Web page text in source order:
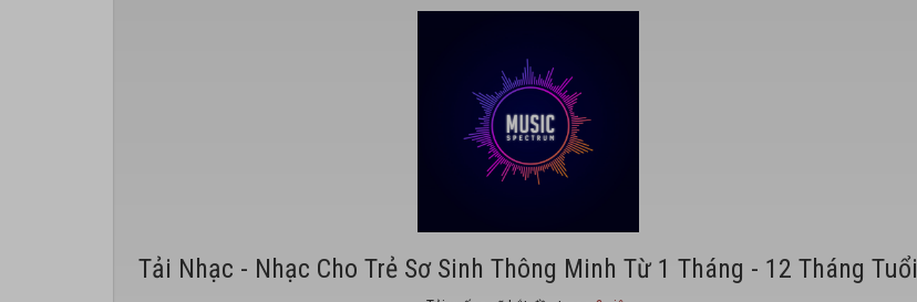
Tải Nhạc - Nhạc Cho Trẻ Sơ Sinh Thông Minh Từ 1 Tháng - 12 Tháng Tuổi